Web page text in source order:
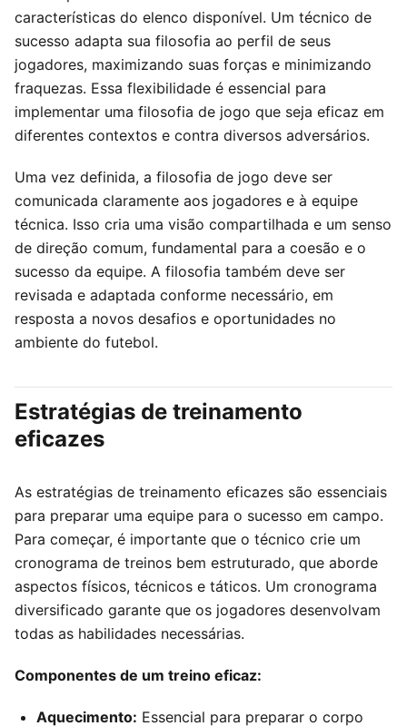
características do elenco disponível. Um técnico de
sucesso adapta sua filosofia ao perfil de seus
jogadores, maximizando suas forças e minimizando
fraquezas. Essa flexibilidade é essencial para
implementar uma filosofia de jogo que seja eficaz em
diferentes contextos e contra diversos adversários.
Uma vez definida, a filosofia de jogo deve ser
comunicada claramente aos jogadores e à equipe
técnica. Isso cria uma visão compartilhada e um senso
de direção comum, fundamental para a coesão e o
sucesso da equipe. A filosofia também deve ser
revisada e adaptada conforme necessário, em
resposta a novos desafios e oportunidades no
ambiente do futebol.
Estratégias de treinamento
eficazes
As estratégias de treinamento eficazes são essenciais
para preparar uma equipe para o sucesso em campo.
Para começar, é importante que o técnico crie um
cronograma de treinos bem estruturado, que aborde
aspectos físicos, técnicos e táticos. Um cronograma
diversificado garante que os jogadores desenvolvam
todas as habilidades necessárias.
Componentes de um treino eficaz:
Aquecimento: Essencial para preparar o corpo